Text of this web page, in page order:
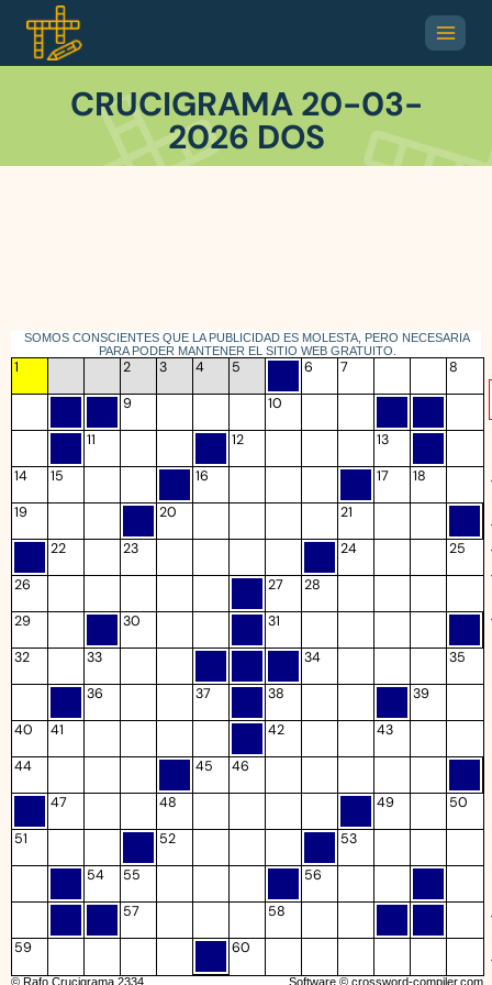
CRUCIGRAMA 20-03-
2026 DOS
SOMOS CONSCIENTES QUE LA PUBLICIDAD ES MOLESTA, PERO NECESARIA
PARA PODER MANTENER EL SITIO WEB GRATUITO.
1 2 3 4 5 6 7 8
9 10
11 12 13
14 15 16 17 18
19 20 21
22 23 24 25
26 27 28
29 30 31
32 33 34 35
36 37 38 39
40 41 42 43
44 45 46
47 48 49 50
51 52 53
54 55 56
57 58
59 60
© Rafo Crucigrama 2334 Software © crossword-compiler.com